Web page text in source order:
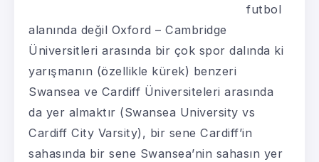
futbol
alanında değil Oxford – Cambridge
Üniversitleri arasında bir çok spor dalında ki
yarışmanın (özellikle kürek) benzeri
Swansea ve Cardiff Üniversiteleri arasında
da yer almaktır (Swansea University vs
Cardiff City Varsity), bir sene Cardiff’in
sahasında bir sene Swansea’nin sahasın yer